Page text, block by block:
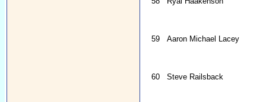
59 Aaron Michael Lacey
60 Steve Railsback